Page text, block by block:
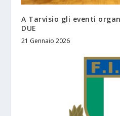
A Tarvisio gli eventi
DUE
21 Gennaio 2026